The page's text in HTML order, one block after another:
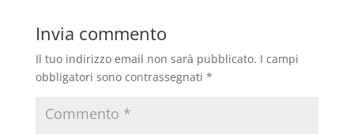
Invia commento
Il tuo indirizzo email non sarà pubblicato. I campi
obbligatori sono contrassegnati *